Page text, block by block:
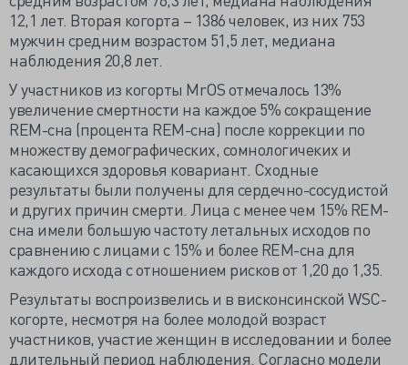
12,1 лет. Вторая когорта – 1386 человек, из них 753
мужчин средним возрастом 51,5 лет, медиана
наблюдения 20,8 лет.
У участников из когорты MrOS отмечалось 13%
увеличение смертности на каждое 5% сокращение
REM-сна (процента REM-сна) после коррекции по
множеству демографических, сомнологичеких и
касающихся здоровья ковариант. Сходные
результаты были получены для сердечно-сосудистой
и других причин смерти. Лица с менее чем 15% REM-
сна имели большую частоту летальных исходов по
сравнению с лицами с 15% и более REM-сна для
каждого исхода с отношением рисков от 1,20 до 1,35.
Результаты воспроизвелись и в висконсинской WSC-
когорте, несмотря на более молодой возраст
участников, участие женщин в исследовании и более
длительный период наблюдения. Согласно модели